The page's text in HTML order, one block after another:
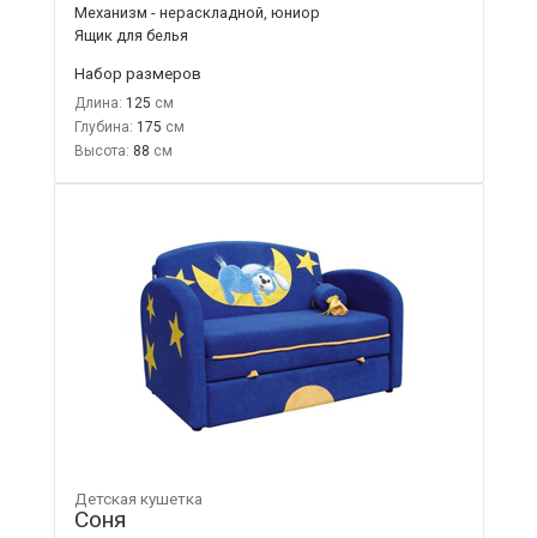
Механизм - нераскладной, юниор
Ящик для белья
Набор размеров
Длина: 125
Глубина: 175
Высота: 88
Детская кушетка
Соня